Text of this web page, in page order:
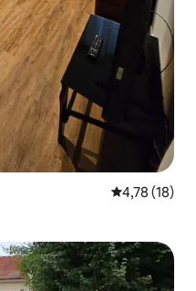
Évaluation
4,78 (18)